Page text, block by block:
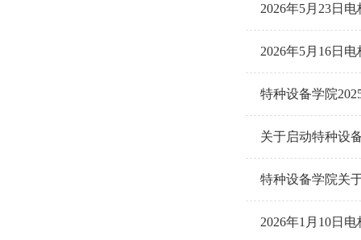
2026年5月23日
2026年5月16日
特种设备学院
关于启动特种设
特种设备学院关
2026年1月10日